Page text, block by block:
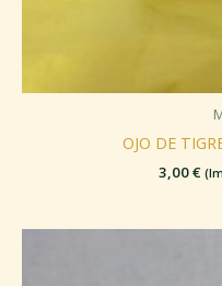
OJO DE
3,00€